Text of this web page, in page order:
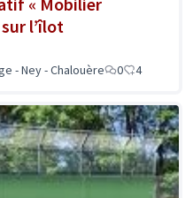
l’îlot
- Ney - Chalouère 0 4